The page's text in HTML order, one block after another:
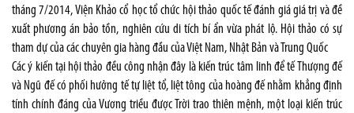
tháng 7/2014, Viện Khảo cổ học tổ chức hội thảo quốc tế đánh giá giá trị và đề
xuất phương án bảo tồn, nghiên cứu di tích bí ẩn vừa phát lộ. Hội thảo có sự
tham dự của các chuyên gia hàng đầu của Việt Nam, Nhật Bản và Trung Quốc
Các ý kiến tại hội thảo đều công nhận đây là kiến trúc tâm linh để tế Thượng đế
và Ngũ đế có phối hưởng tế tự liệt tổ, liệt tông của hoàng đế nhằm khẳng định
tính chính đáng của Vương triều được Trời trao thiên mệnh, một loại kiến trúc